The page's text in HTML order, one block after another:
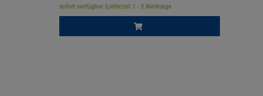
sofort verfügbar | Lieferzeit 1 - 3 Werktage